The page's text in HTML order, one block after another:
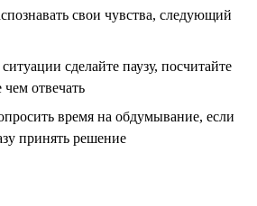
свои чувства, следующий
сделайте паузу, посчитайте
отвечать
время на обдумывание, если
принять решение